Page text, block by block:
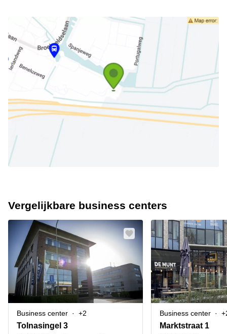
Vergelijkbare business centers
Business center +2
Tolnasingel 3
Business center
Marktstraat 1